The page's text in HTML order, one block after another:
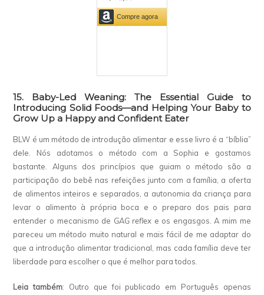
15. Baby-Led Weaning: The Essential Guide to
Introducing Solid Foods—and Helping Your Baby to
Grow Up a Happy and Confident Eater
BLW é um método de introdução alimentar e esse livro é a “bíblia”
dele. Nós adotamos o método com a Sophia e gostamos
bastante. Alguns dos princípios que guiam o método são a
participação do bebê nas refeições junto com a família, a oferta
de alimentos inteiros e separados, a autonomia da criança para
levar o alimento à própria boca e o preparo dos pais para
entender o mecanismo de GAG reflex e os engasgos. A mim me
pareceu um método muito natural e mais fácil de me adaptar do
que a introdução alimentar tradicional, mas cada família deve ter
liberdade para escolher o que é melhor para todos.
Leia também: Outro que foi publicado em Português apenas